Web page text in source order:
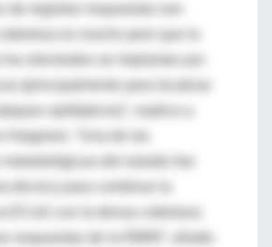
de registrar respuestas son
epilépticos)”, explica a
Haignere. “Una de las
metodológicas del estudio fue
respuestas de la RMNf”, añade.